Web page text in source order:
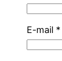
E-mail *